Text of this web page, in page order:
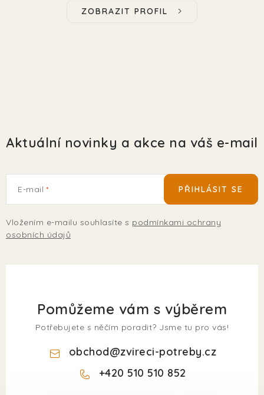
ZOBRAZIT PROFIL
Aktuální novinky a akce na váš e-mail
E-mail
Vložením e-mailu souhlasíte s podmínkami ochrany
osobních údajů
PŘIHLÁSIT SE
Pomůžeme vám s výběrem
Potřebujete s něčím poradit? Jsme tu pro vás!
obchod@zvireci-potreby.cz
+420 510 510 852